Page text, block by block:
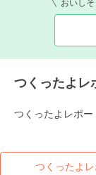
おいし
つくったよレ
つくったよレポ
つくったよ